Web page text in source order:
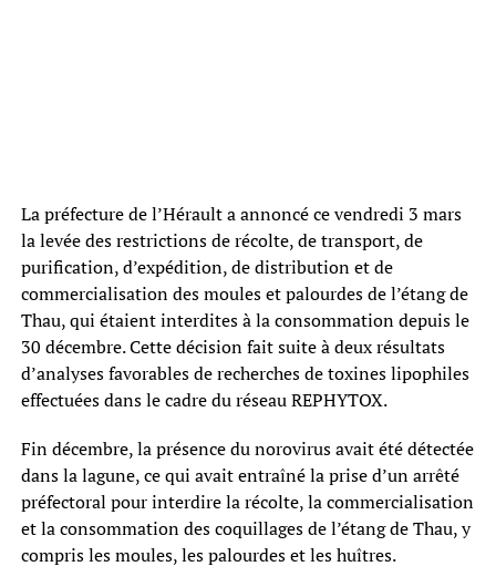
La préfecture de l’Hérault a annoncé ce vendredi 3 mars
la levée des restrictions de récolte, de transport, de
purification, d’expédition, de distribution et de
commercialisation des moules et palourdes de l’étang de
Thau, qui étaient interdites à la consommation depuis le
30 décembre. Cette décision fait suite à deux résultats
d’analyses favorables de recherches de toxines lipophiles
effectuées dans le cadre du réseau REPHYTOX.
Fin décembre, la présence du norovirus avait été détectée
dans la lagune, ce qui avait entraîné la prise d’un arrêté
préfectoral pour interdire la récolte, la commercialisation
et la consommation des coquillages de l’étang de Thau, y
compris les moules, les palourdes et les huîtres.